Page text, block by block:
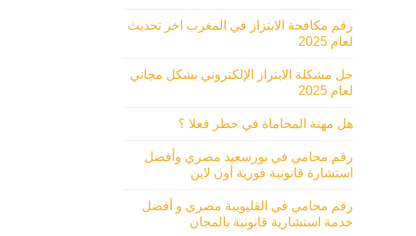
رقم مكافحة الابتزاز في المغرب اخر تحديث
لعام 2025
حل مشكلة الابتزاز الإلكتروني بشكل مجاني
لعام 2025
هل مهنة المحاماة في خطر فعلا ؟
رقم محامي في بورسعيد مصري وأفضل
استشارة قانونية فورية أون لاين
رقم محامي في القليوبية مصري و أفضل
خدمة استشارية قانونية بالمجان